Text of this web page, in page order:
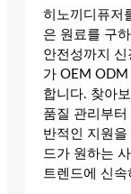
히노끼디퓨저
은 원료를 구
안전성까지
가 OEM ODM
합니다. 찾아
품질 관리부터
반적인 지원
드가 원하는
트렌드에 신